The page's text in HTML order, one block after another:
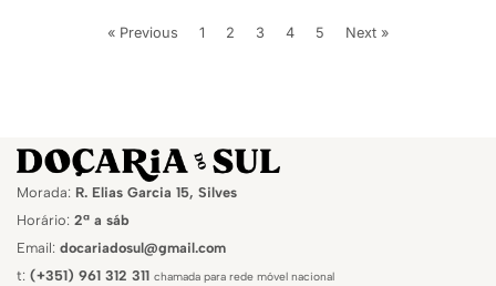
« Previous 1 2 3 4 5 Next »
Morada: R. Elias Garcia 15, Silves
Horário: 2ª a sáb
Email: docariadosul@gmail.com
t: (+351) 961 312 311 chamada para rede móvel nacional